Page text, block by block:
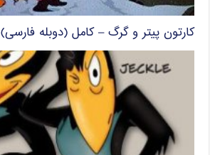
کارتون پیتر و گرگ – کامل (دوبله فارسی)